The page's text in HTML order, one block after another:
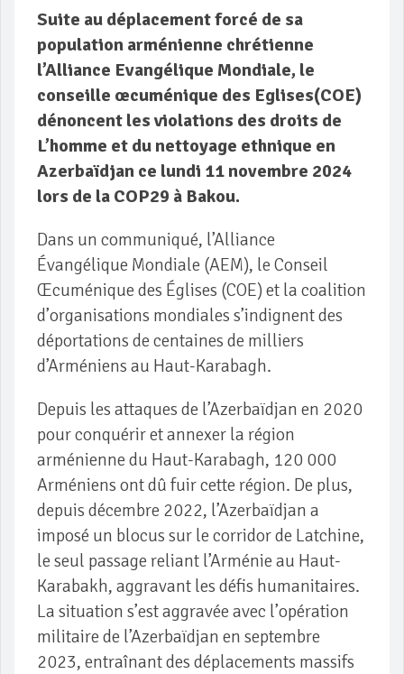
Suite au déplacement forcé de sa
population arménienne chrétienne
l’Alliance Evangélique Mondiale, le
conseille œcuménique des Eglises(COE)
dénoncent les violations des droits de
L’homme et du nettoyage ethnique en
Azerbaïdjan ce lundi 11 novembre 2024
lors de la COP29 à Bakou.
Dans un communiqué, l’Alliance
Évangélique Mondiale (AEM), le Conseil
Œcuménique des Églises (COE) et la coalition
d’organisations mondiales s’indignent des
déportations de centaines de milliers
d’Arméniens au Haut-Karabagh.
Depuis les attaques de l’Azerbaïdjan en 2020
pour conquérir et annexer la région
arménienne du Haut-Karabagh, 120 000
Arméniens ont dû fuir cette région. De plus,
depuis décembre 2022, l’Azerbaïdjan a
imposé un blocus sur le corridor de Latchine,
le seul passage reliant l’Arménie au Haut-
Karabakh, aggravant les défis humanitaires.
La situation s’est aggravée avec l’opération
militaire de l’Azerbaïdjan en septembre
2023, entraînant des déplacements massifs